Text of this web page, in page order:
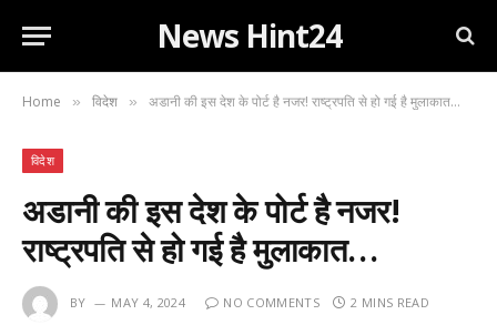
News Hint24
Home » विदेश » अडानी की इस देश के पोर्ट है नजर! राष्ट्रपति से हो गई है मुलाकात…
विदेश
अडानी की इस देश के पोर्ट है नजर!
राष्ट्रपति से हो गई है मुलाकात…
BY MAY 4, 2024 NO COMMENTS 2 MINS READ